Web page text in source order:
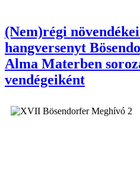
(Nem)régi
hangversenyt
Alma Materben
vendégeiként